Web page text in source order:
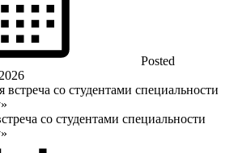
Posted
со студентами специальности